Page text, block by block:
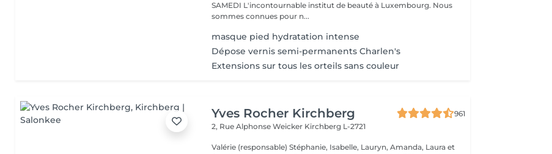
SAMEDI L'incontournable institut de beauté à Luxembourg. Nous
sommes connues pour n...
masque pied hydratation intense
Dépose vernis semi-permanents Charlen's
Extensions sur tous les orteils sans couleur
Yves Rocher Kirchberg
961
2, Rue Alphonse Weicker Kirchberg L-2721
Valérie (responsable) Stéphanie, Isabelle, Lauryn, Amanda, Laura et